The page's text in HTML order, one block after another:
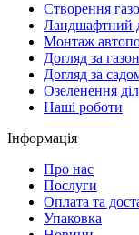
Створення
Ландшафтний
Монтаж
Догляд за
Догляд за
Озеленення
Наші роботи
Інформація
Про нас
Послуги
Оплата та
Упаковка